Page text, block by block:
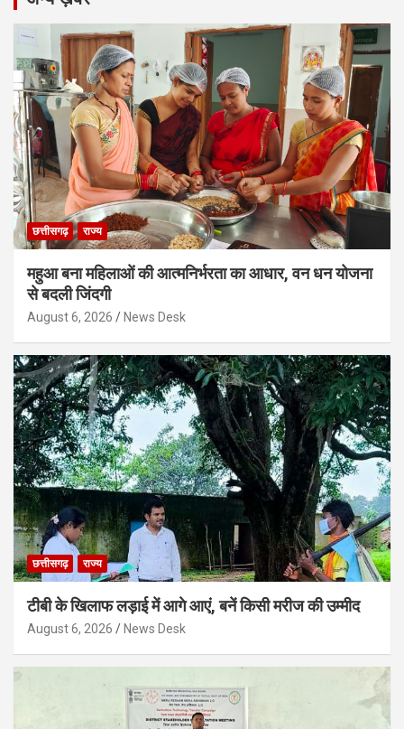
छत्तीसगढ़ राज्य
महुआ बना महिलाओं की आत्मनिर्भरता का आधार, वन धन योजना
से बदली जिंदगी
August 6, 2026 News Desk
छत्तीसगढ़ राज्य
टीबी के खिलाफ लड़ाई में आगे आएं, बनें किसी मरीज की उम्मीद
August 6, 2026 News Desk